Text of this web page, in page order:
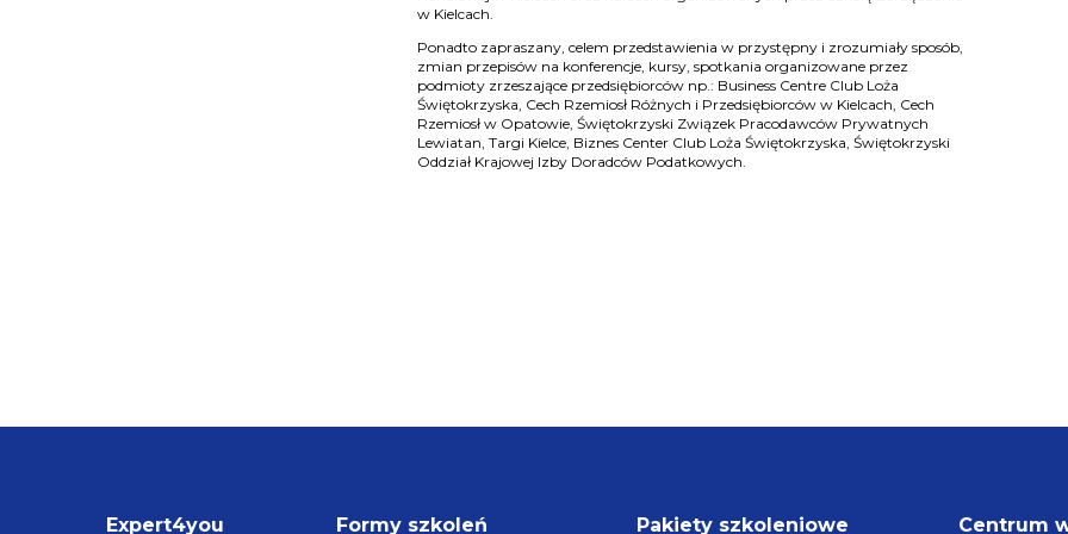
w Kielcach.
Ponadto zapraszany, celem przedstawienia w przystępny i zrozumiały sposób,
zmian przepisów na konferencje, kursy, spotkania organizowane przez
podmioty zrzeszające przedsiębiorców np.: Business Centre Club Loża
Świętokrzyska, Cech Rzemiosł Różnych i Przedsiębiorców w Kielcach, Cech
Rzemiosł w Opatowie, Świętokrzyski Związek Pracodawców Prywatnych
Lewiatan, Targi Kielce, Biznes Center Club Loża Świętokrzyska, Świętokrzyski
Oddział Krajowej Izby Doradców Podatkowych.
Expert4you Formy szkoleń Pakiety szkoleniowe Centrum